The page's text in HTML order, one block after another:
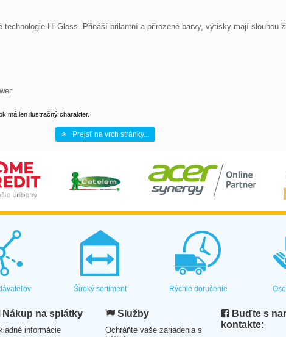
technologie Hi-Gloss. Přináší brilantní a přirozené barvy, výtisky mají slouhou
má len ilustračný charakter.
Prejsť na vrch stránky...
Široký sortiment Rýchle doručenie
Nákup na splátky
informácie
Služby
Ochráňte vaše zariadenia s
Buďte s
kontakte: